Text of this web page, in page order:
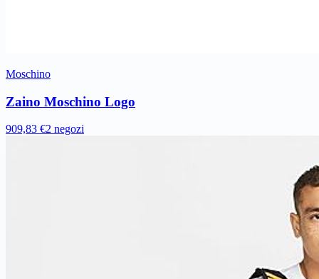
Moschino
Zaino Moschino Logo
909,83 €2 negozi